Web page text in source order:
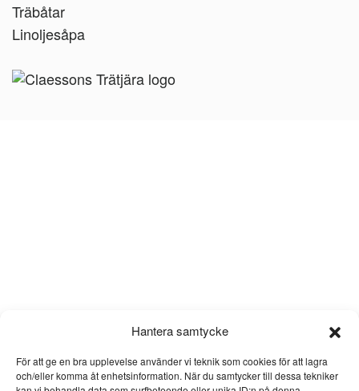
Hantera samtycke
För att ge en bra upplevelse använder vi teknik som cookies för att lagra
och/eller komma åt enhetsinformation. När du samtycker till dessa tekniker
Träbåtar
Linoljesåpa